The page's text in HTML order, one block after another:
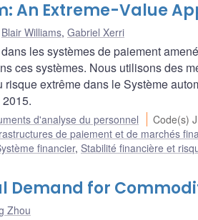
An Extreme-Value
Blair Williams, Gabriel Xerri
les systèmes de paiement
ces systèmes. Nous utilisons des
extrême dans le Système
d'analyse du personnel Code(s)
de paiement et de marchés
financier, Stabilité financière et
Demand for
Zhou